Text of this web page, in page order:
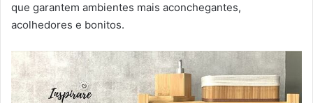
que garantem ambientes mais aconchegantes,
acolhedores e bonitos.